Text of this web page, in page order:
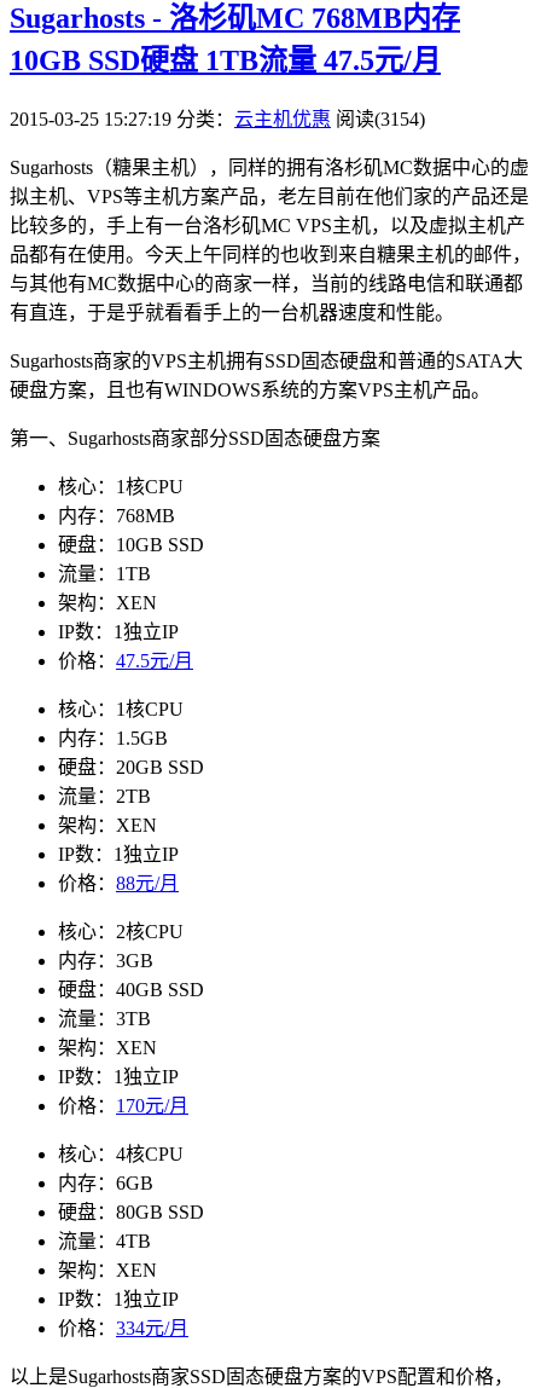
Sugarhosts - 洛杉矶MC 768MB内存
10GB SSD硬盘 1TB流量 47.5元/月
2015-03-25 15:27:19 分类： 云主机优惠 阅读(3154)
Sugarhosts（糖果主机），同样的拥有洛杉矶MC数据中心的虚
拟主机、VPS等主机方案产品，老左目前在他们家的产品还是
比较多的，手上有一台洛杉矶MC VPS主机，以及虚拟主机产
品都有在使用。今天上午同样的也收到来自糖果主机的邮件，
与其他有MC数据中心的商家一样，当前的线路电信和联通都
有直连，于是乎就看看手上的一台机器速度和性能。
Sugarhosts商家的VPS主机拥有SSD固态硬盘和普通的SATA大
硬盘方案，且也有WINDOWS系统的方案VPS主机产品。
第一、Sugarhosts商家部分SSD固态硬盘方案
核心：1核CPU
内存：768MB
硬盘：10GB SSD
流量：1TB
架构：XEN
IP数：1独立IP
价格： 47.5元/月
核心：1核CPU
内存：1.5GB
硬盘：20GB SSD
流量：2TB
架构：XEN
IP数：1独立IP
价格： 88元/月
核心：2核CPU
内存：3GB
硬盘：40GB SSD
流量：3TB
架构：XEN
IP数：1独立IP
价格： 170元/月
核心：4核CPU
内存：6GB
硬盘：80GB SSD
流量：4TB
架构：XEN
IP数：1独立IP
价格： 334元/月
以上是Sugarhosts商家SSD固态硬盘方案的VPS配置和价格，